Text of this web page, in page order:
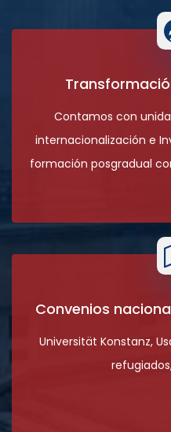
Contamos con
internacionalización e
formación posgradual
Convenios
Universität Konstanz,